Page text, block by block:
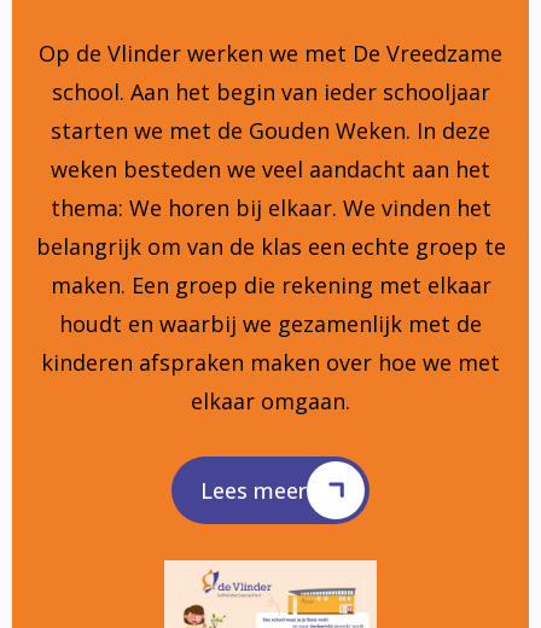
Op de Vlinder werken we met De Vreedzame
school. Aan het begin van ieder schooljaar
starten we met de Gouden Weken. In deze
weken besteden we veel aandacht aan het
thema: We horen bij elkaar. We vinden het
belangrijk om van de klas een echte groep te
maken. Een groep die rekening met elkaar
houdt en waarbij we gezamenlijk met de
kinderen afspraken maken over hoe we met
elkaar omgaan.
Lees meer